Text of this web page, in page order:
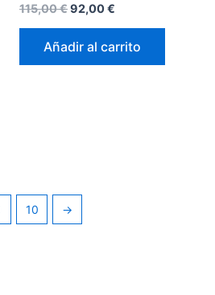
115,00€92,00€
Añadir al carrito
10 →